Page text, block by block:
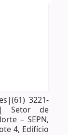
3221-
Setor de
– SEPN,
4, Edifício